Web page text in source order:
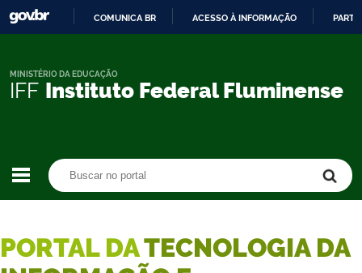
CONTEÚDO
COMUNICA BR ACESSO À INFORMAÇÃO
IFF Instituto Federal Fluminense
MINISTÉRIO DA EDUCAÇÃO
PORTAL DATECNOLOGIA DA